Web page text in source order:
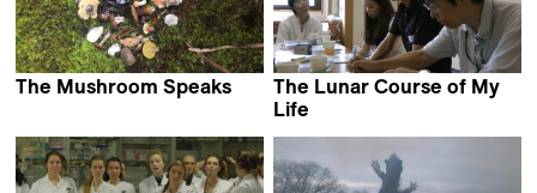
The Mushroom Speaks
The Lunar Course of My
Life